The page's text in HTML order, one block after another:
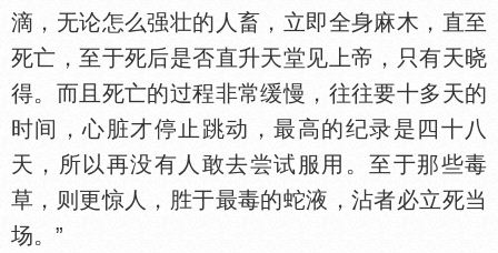
滴，无论怎么强壮的人畜，立即全身麻木，直至
死亡，至于死后是否直升天堂见上帝，只有天晓
得。而且死亡的过程非常缓慢，往往要十多天的
时间，心脏才停止跳动，最高的纪录是四十八
天，所以再没有人敢去尝试服用。至于那些毒
草，则更惊人，胜于最毒的蛇液，沾者必立死当
场。”